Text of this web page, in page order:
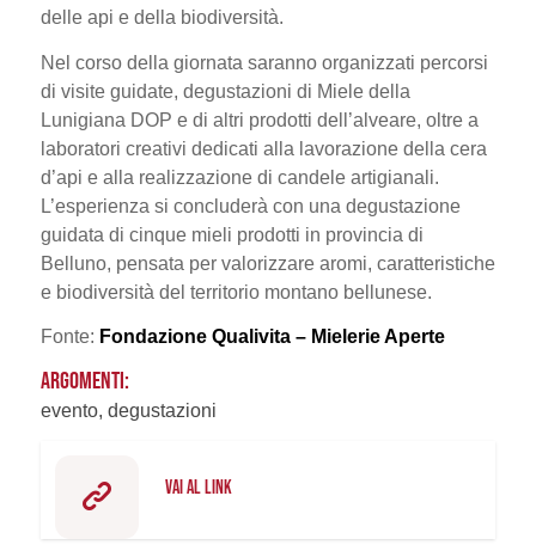
delle api e della biodiversità.
Nel corso della giornata saranno organizzati percorsi
di visite guidate, degustazioni di Miele della
Lunigiana DOP e di altri prodotti dell’alveare, oltre a
laboratori creativi dedicati alla lavorazione della cera
d’api e alla realizzazione di candele artigianali.
L’esperienza si concluderà con una degustazione
guidata di cinque mieli prodotti in provincia di
Belluno, pensata per valorizzare aromi, caratteristiche
e biodiversità del territorio montano bellunese.
Fonte: Fondazione Qualivita – Mielerie Aperte
ARGOMENTI:
evento, degustazioni
VAI AL LINK